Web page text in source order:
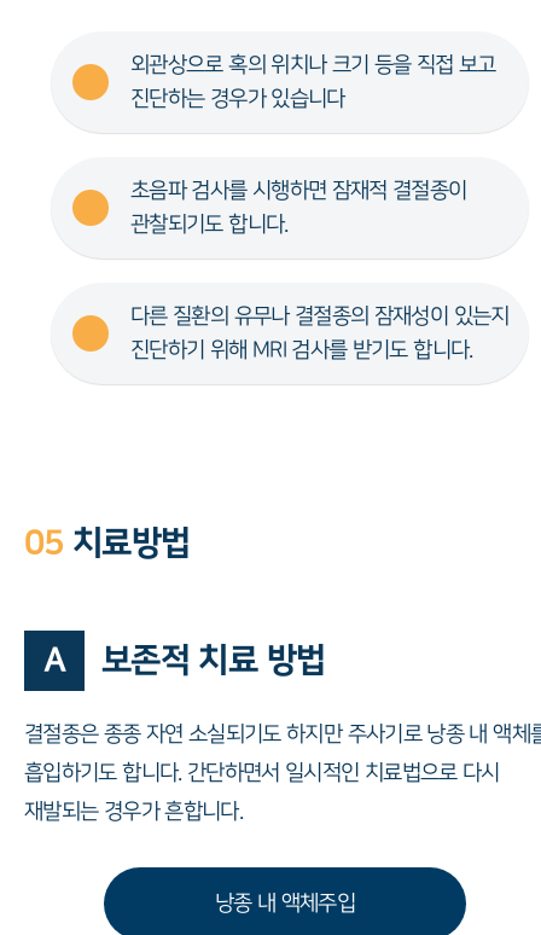
외관상으로 혹의 위치나 크기 등을 직접 보고
진단하는 경우가 있습니다
초음파 검사를 시행하면 잠재적 결절종이
관찰되기도 합니다.
다른 질환의 유무나 결절종의 잠재성이 있는지
진단하기 위해 MRI 검사를 받기도 합니다.
05 치료방법
A 보존적 치료 방법
결절종은 종종 자연 소실되기도 하지만 주사기로 낭종 내 액체
흡입하기도 합니다. 간단하면서 일시적인 치료법으로 다시
재발되는 경우가 흔합니다.
낭종 내 액체주입